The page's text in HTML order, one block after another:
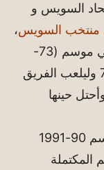
اتحاد السويس و
منتخب السويس،
وشهد الدوري المصري أول ظهور له في موسم (73-
1974) والذي لم يكتمل بسبب حرب 73 وليلعب الفريق
مكتمل له في (74-1975) وأحتل حينها
في موسم 90-1991
المكتملة